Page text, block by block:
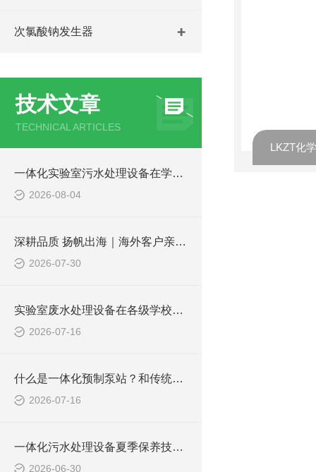
次氯酸钠发生器
技术文章
TECHNICAL ARTICLES
一体化实验室污水处理设备在学校化学实验室的应用
2026-08-04
深耕品质 扬帆出海｜海外客户亲临凌科环保厂区实地验收设备
2026-07-30
实验室废水处理设备在各级学校的应用
2026-07-16
什么是一体化预制泵站？和传统泵站有何区别？
2026-07-16
一体化污水处理设备夏季保养技巧 降低故障稳定达标
2026-06-30